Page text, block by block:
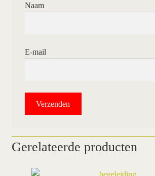
Naam
E-mail
Gerelateerde producten